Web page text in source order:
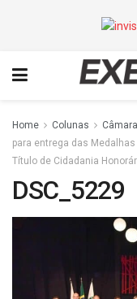
Home Colunas
para entrega das
Título de Cidadania
DSC_5229